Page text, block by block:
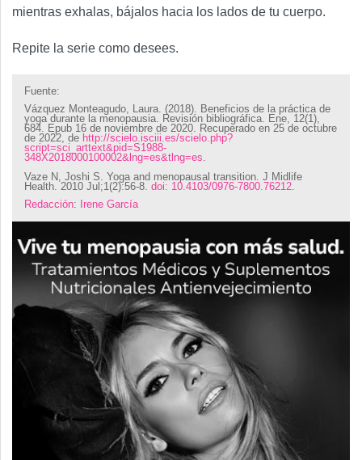
mientras exhalas, bájalos hacia los lados de tu cuerpo.
Repite la serie como desees.
Fuente:
Vázquez Monteagudo, Laura. (2018). Beneficios de la práctica de
yoga durante la menopausia. Revisión bibliográfica. Ene, 12(1),
684. Epub 16 de noviembre de 2020. Recuperado en 25 de octubre
de 2022, de http://scielo.isciii.es/scielo.php?
script=sci_arttext&pid=S1988-
348X2018000100002&lng=es&tlng=es.
Vaze N, Joshi S. Yoga and menopausal transition. J Midlife
Health. 2010 Jul;1(2):56-8. doi: 10.4103/0976-7800.76212.
Redacción: Irene García